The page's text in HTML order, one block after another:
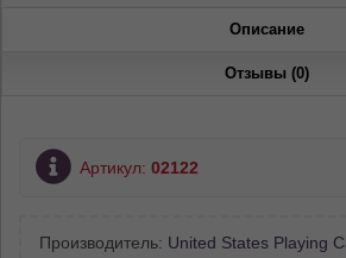
Описание
Отзывы (0)
Артикул: 02122
Производитель: United States Playing